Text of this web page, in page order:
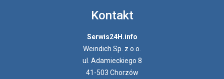
Kontakt
Serwis24H.info
Weindich Sp. z o.o.
ul. Adamieckiego 8
41-503 Chorzów